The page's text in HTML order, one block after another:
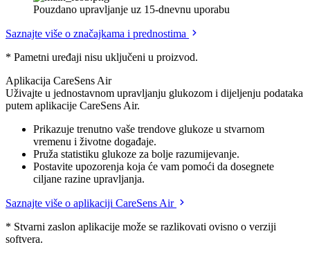
Pouzdano upravljanje uz 15-dnevnu uporabu
Saznajte više o značajkama i prednostima
* Pametni uređaji nisu uključeni u proizvod.
Aplikacija CareSens Air
Uživajte u jednostavnom upravljanju glukozom i dijeljenju podataka
putem aplikacije CareSens Air.
Prikazuje trenutno vaše trendove glukoze u stvarnom
vremenu i životne događaje.
Pruža statistiku glukoze za bolje razumijevanje.
Postavite upozorenja koja će vam pomoći da dosegnete
ciljane razine upravljanja.
Saznajte više o aplikaciji CareSens Air
* Stvarni zaslon aplikacije može se razlikovati ovisno o verziji
softvera.